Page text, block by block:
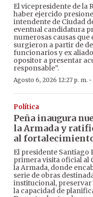
El vicepresidente de la
haber ejercido
intendente de Ciudad
eventual candidatura
numerosas causas
surgieron a partir de
funcionarios y ex
opositor a presentar
responsable”.
Agosto 6, 2026 12:27 p. m. ·
Política
Peña inaugura
la Armada y
al
El presidente Santiago
primera visita oficial al
la Armada, donde
serie de obras
institucional,
la capacidad de